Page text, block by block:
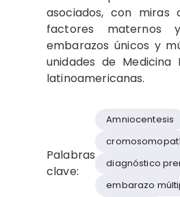
asociados, con miras
factores maternos
embarazos únicos y
unidades de Medicina
latinoamericanas.
Palabras
clave:
Amniocentesis
diagnóstico
embarazo